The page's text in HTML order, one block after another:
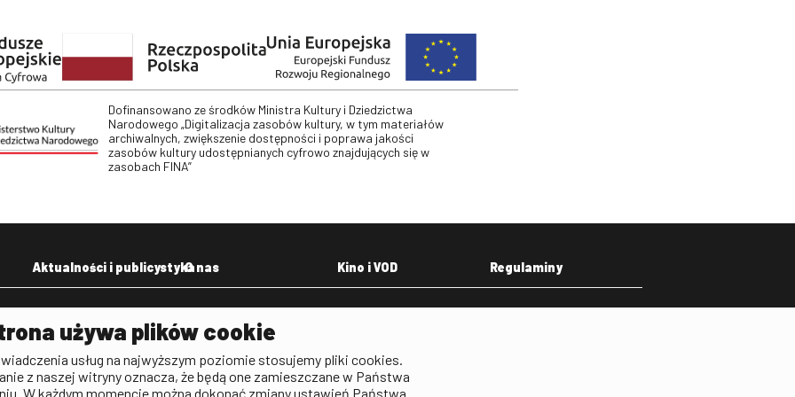
Dofinansowano ze środków Ministra Kultury i Dziedzictwa
Narodowego „Digitalizacja zasobów kultury, w tym materiałów
archiwalnych, zwiększenie dostępności i poprawa jakości
zasobów kultury udostępnianych cyfrowo znajdujących się w
zasobach FINA”
Aktualności i publicystyka
Aktualności
Publicystyka filmowa
O nas
Deklaracja dostępności
Kino i VOD Regulaminy
używa plików cookie
usług na najwyższym poziomie stosujemy pliki cookies.
z naszej witryny oznacza, że będą one zamieszczane w Państwa
W każdym momencie można dokonać zmiany ustawień Państwa